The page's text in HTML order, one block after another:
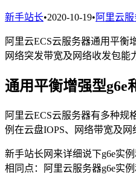
新手站长•2020-10-19• 阿里云
阿里云ECS云服务器通用平衡
网络突发带宽及网络收发包能
通用平衡增强型g6e
阿里云ECS云服务器有多种规
例在云盘IOPS、网络带宽及网
新手站长网来详细说下g6e实
相同点：阿里云服务器g6e实